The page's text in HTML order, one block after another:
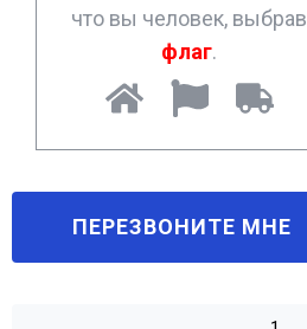
что вы человек, выбрав
флаг.